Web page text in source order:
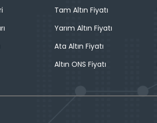
Tam Altın Fiyatı
Yarım Altın Fiyatı
Ata Altın Fiyatı
Altın ONS Fiyatı